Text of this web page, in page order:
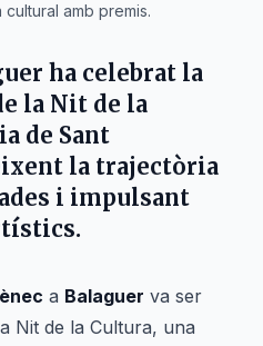
amb premis.
ha celebrat la
la Nit de la
de Sant
la trajectòria
i impulsant
a Balaguer va ser
Nit de la Cultura, una